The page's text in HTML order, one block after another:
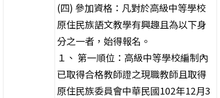
(四) 參加資格：凡對於高級中等學校
原住民族語文教學有興趣且為以下身
分之一者，始得報名。
１、 第一順位：高級中等學校編制內
已取得合格教師證之現職教師且取得
原住民族委員會中華民國102年12月3